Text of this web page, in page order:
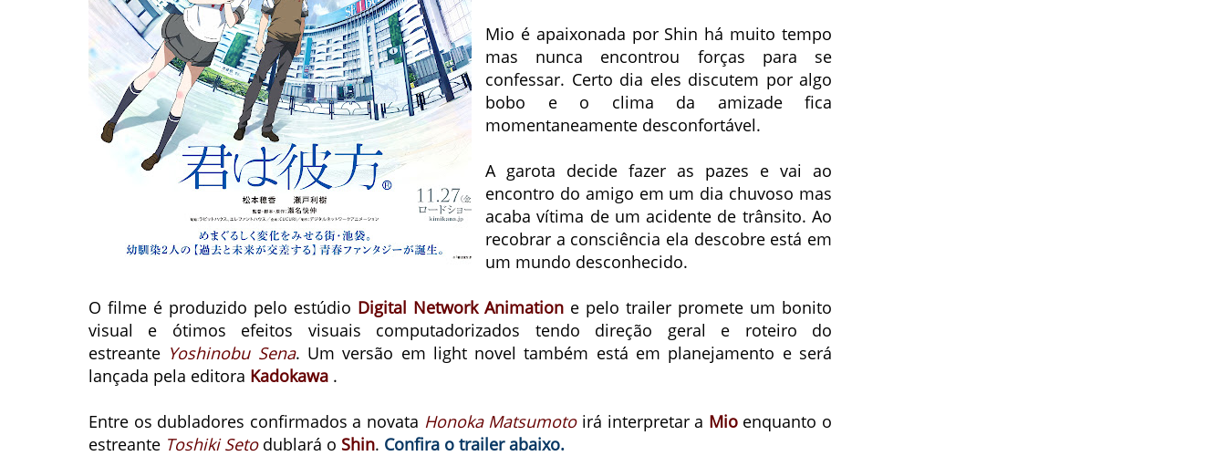
Mio é apaixonada por Shin há muito tempo
mas nunca encontrou forças para se
confessar. Certo dia eles discutem por algo
bobo e o clima da amizade fica
momentaneamente desconfortável.
A garota decide fazer as pazes e vai ao
encontro do amigo em um dia chuvoso mas
acaba vítima de um acidente de trânsito. Ao
recobrar a consciência ela descobre está em
um mundo desconhecido.
O filme é produzido pelo estúdio Digital Network Animation e pelo trailer promete um bonito
visual e ótimos efeitos visuais computadorizados tendo direção geral e roteiro do
estreante Yoshinobu Sena. Um versão em light novel também está em planejamento e será
lançada pela editora Kadokawa .
Entre os dubladores confirmados a novata Honoka Matsumotoirá interpretar a Mioenquanto o
estreante Toshiki Setodublará o Shin. Confira o trailer abaixo.